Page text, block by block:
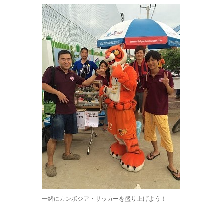
一緒にカンボジア・サッカーを盛り上げよう！